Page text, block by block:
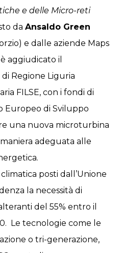
e delle Micro-reti
da Ansaldo Green
e dalle aziende Maps
aggiudicato il
Regione Liguria
FILSE, con i fondi di
Europeo di Sviluppo
una nuova microturbina
adeguata alle
posti dall’Unione
la necessità di
del 55% entro il
Le tecnologie come le
o tri-generazione,